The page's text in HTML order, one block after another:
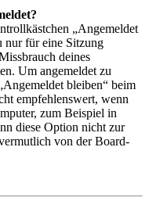
„Angemeldet
nur für eine Sitzung
deines
Um angemeldet zu
bleiben“ beim
empfehlenswert, wenn
zum Beispiel in
diese Option nicht zur
von der Board-